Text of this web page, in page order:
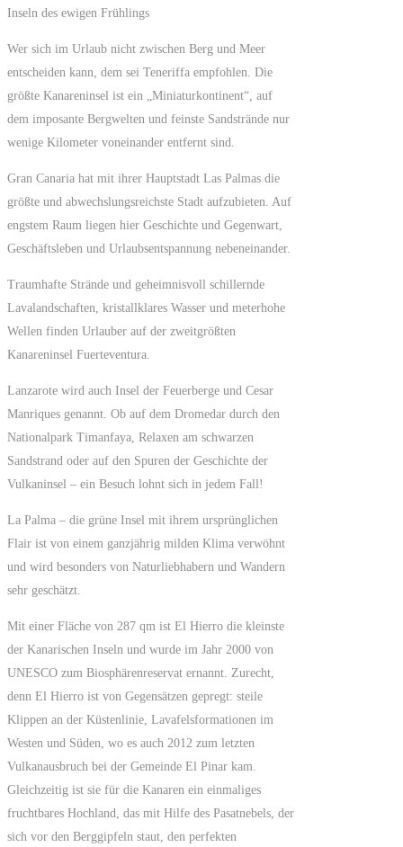
Inseln des ewigen Frühlings
Wer sich im Urlaub nicht zwischen Berg und Meer
entscheiden kann, dem sei Teneriffa empfohlen. Die
größte Kanareninsel ist ein „Miniaturkontinent“, auf
dem imposante Bergwelten und feinste Sandstrände nur
wenige Kilometer voneinander entfernt sind.
Gran Canaria hat mit ihrer Hauptstadt Las Palmas die
größte und abwechslungsreichste Stadt aufzubieten. Auf
engstem Raum liegen hier Geschichte und Gegenwart,
Geschäftsleben und Urlaubsentspannung nebeneinander.
Traumhafte Strände und geheimnisvoll schillernde
Lavalandschaften, kristallklares Wasser und meterhohe
Wellen finden Urlauber auf der zweitgrößten
Kanareninsel Fuerteventura.
Lanzarote wird auch Insel der Feuerberge und Cesar
Manriques genannt. Ob auf dem Dromedar durch den
Nationalpark Timanfaya, Relaxen am schwarzen
Sandstrand oder auf den Spuren der Geschichte der
Vulkaninsel – ein Besuch lohnt sich in jedem Fall!
La Palma – die grüne Insel mit ihrem ursprünglichen
Flair ist von einem ganzjährig milden Klima verwöhnt
und wird besonders von Naturliebhabern und Wandern
sehr geschätzt.
Mit einer Fläche von 287 qm ist El Hierro die kleinste
der Kanarischen Inseln und wurde im Jahr 2000 von
UNESCO zum Biosphärenreservat ernannt. Zurecht,
denn El Hierro ist von Gegensätzen gepregt: steile
Klippen an der Küstenlinie, Lavafelsformationen im
Westen und Süden, wo es auch 2012 zum letzten
Vulkanausbruch bei der Gemeinde El Pinar kam.
Gleichzeitig ist sie für die Kanaren ein einmaliges
fruchtbares Hochland, das mit Hilfe des Pasatnebels, der
sich vor den Berggipfeln staut, den perfekten